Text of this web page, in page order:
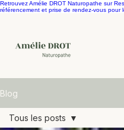
Retrouvez Amélie DROT Naturopathe sur
référencement et prise de rendez-vous pour
Blog
Tous les posts